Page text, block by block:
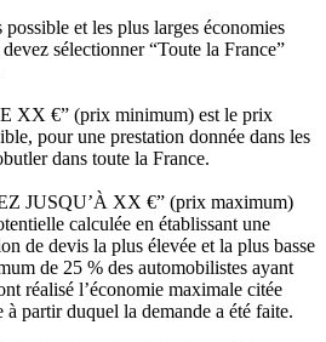
et les plus larges économies
sélectionner “Toute la France”
XX €” (prix minimum) est le prix
pour une prestation donnée dans les
dans toute la France.
JUSQU’À XX €” (prix maximum)
calculée en établissant une
de devis la plus élevée et la plus basse
de 25 % des automobilistes ayant
réalisé l’économie maximale citée
partir duquel la demande a été faite.